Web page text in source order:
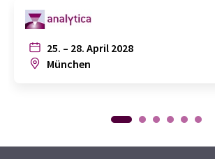
25. – 28. April 2028
München